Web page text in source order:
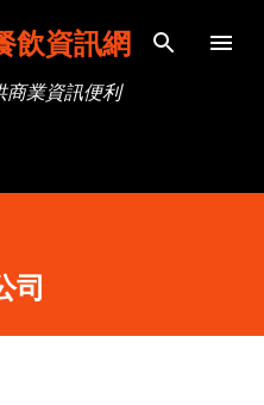
內容
飲資訊網
商業資訊便利
司